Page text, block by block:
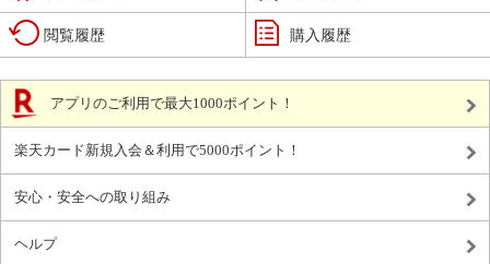
閲覧履歴 購入履歴
アプリのご利用で最大1000ポイント！
楽天カード新規入会＆利用で5000ポイント！
安心・安全への取り組み
ヘルプ